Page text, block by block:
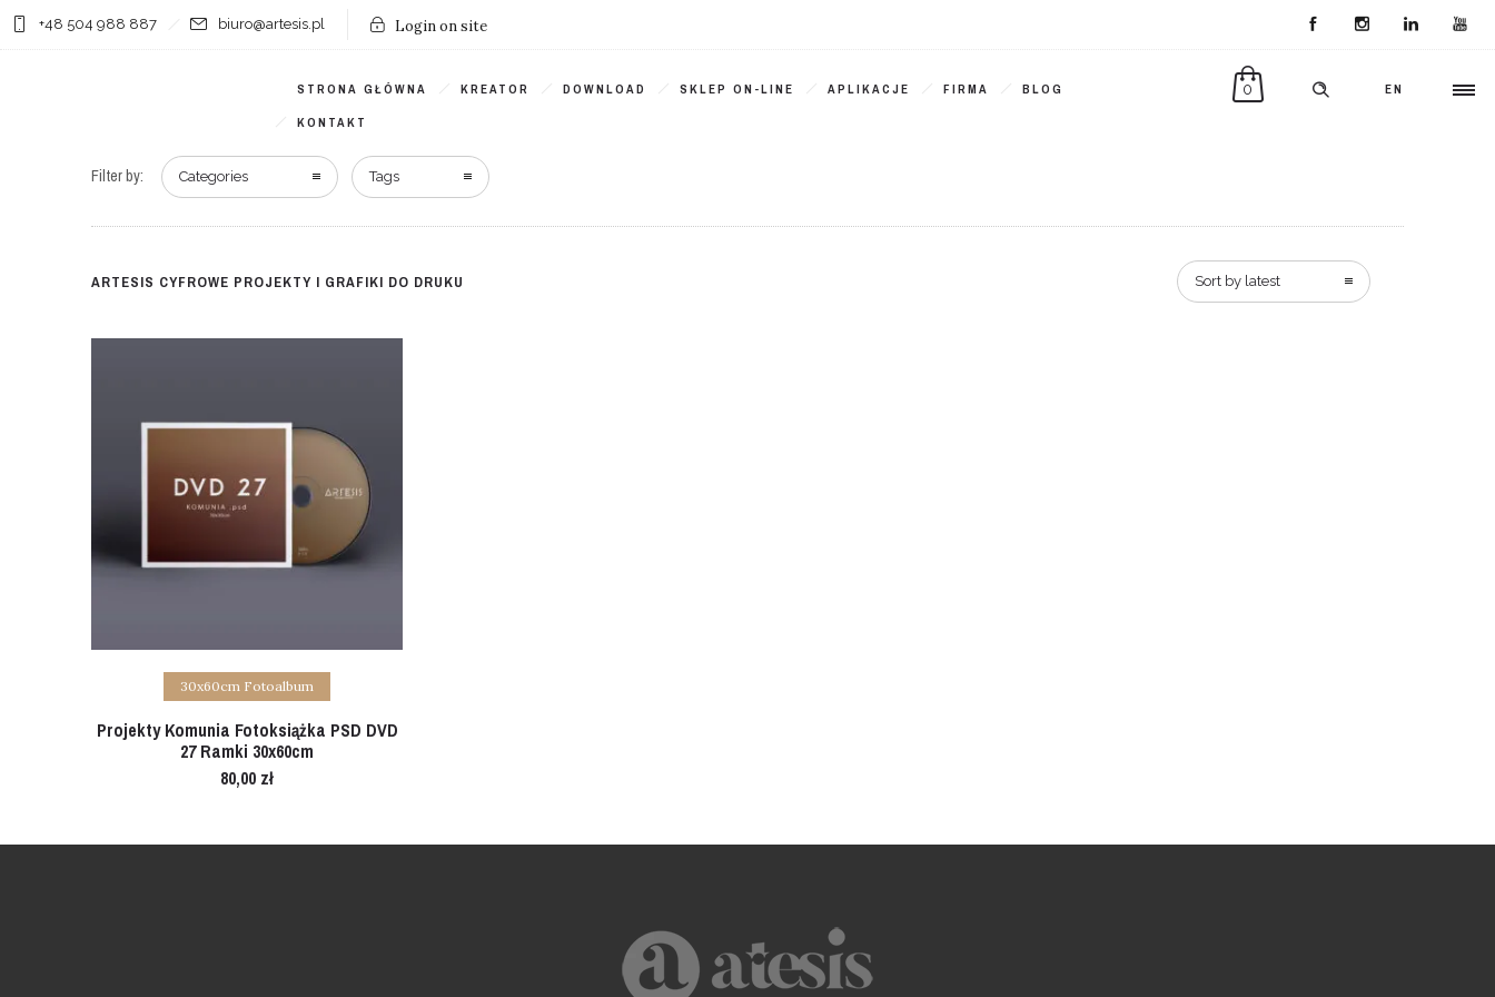
+48 504 988 887 biuro@artesis.pl Login on site
EN
0
STRONA GŁÓWNA KREATOR DOWNLOAD SKLEP ON-LINE APLIKACJE FIRMA BLOG
KONTAKT
Filter by: Categories Tags
ARTESIS CYFROWE PROJEKTY I GRAFIKI DO DRUKU Sort by latest
Add to cart
30x60cm Fotoalbum
Projekty Komunia Fotoksiążka PSD DVD
27 Ramki 30x60cm
80,00 zł